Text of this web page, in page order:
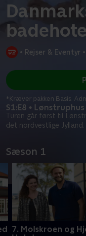
• Rejser & Eventyr •
S1:E8 •
Turen går først til
det nordvestlige
*Kræver pakken Basis.
Sæson 1
7. Molskroen og